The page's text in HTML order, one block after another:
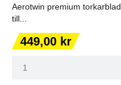
Aerotwin premium torkarblad
till...
Pris
449,00 kr